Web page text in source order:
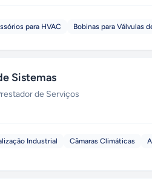
para HVAC Bobinas para Válvulas
Sistemas
de Serviços
Industrial Câmaras Climáticas